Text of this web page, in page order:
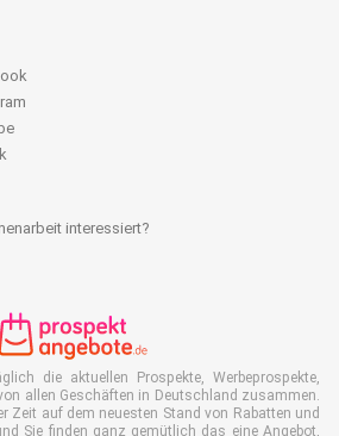
interessiert?
die aktuellen Prospekte, Werbeprospekte,
allen Geschäften in Deutschland zusammen.
Zeit auf dem neuesten Stand von Rabatten und
Sie finden ganz gemütlich das eine Angebot,